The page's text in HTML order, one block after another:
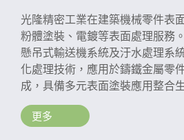
光隆精密工業在建築機械零件表
粉體塗裝、電鍍等表面處理服務
懸吊式輸送機系統及汙水處理系
化處理技術，應用於鑄鐵金屬零
成，具備多元表面塗裝應用整合
更多